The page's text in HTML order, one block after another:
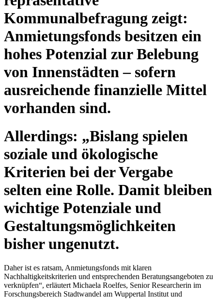
Kommunalbefragung zeigt:
Anmietungsfonds besitzen ein
hohes Potenzial zur Belebung
von Innenstädten – sofern
ausreichende finanzielle Mittel
vorhanden sind.
Allerdings: „Bislang spielen
soziale und ökologische
Kriterien bei der Vergabe
selten eine Rolle. Damit bleiben
wichtige Potenziale und
Gestaltungsmöglichkeiten
bisher ungenutzt.
Daher ist es ratsam, Anmietungsfonds mit klaren
Nachhaltigkeitskriterien und entsprechenden Beratungsangeboten zu
verknüpfen“, erläutert Michaela Roelfes, Senior Researcherin im
Forschungsbereich Stadtwandel am Wuppertal Institut und